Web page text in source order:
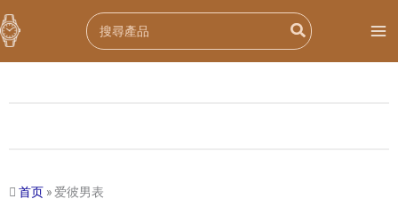
跳
至
内
Search
for:
首页 » 爱彼男表